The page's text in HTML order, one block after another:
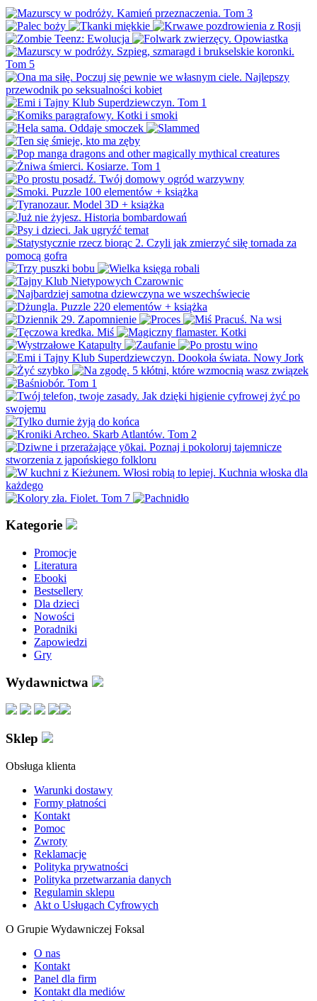
Kategorie
Promocje
Literatura
Ebooki
Bestsellery
Dla dzieci
Nowości
Poradniki
Zapowiedzi
Gry
Wydawnictwa
Sklep
Obsługa klienta
Warunki dostawy
Formy płatności
Kontakt
Pomoc
Zwroty
Reklamacje
Polityka prywatności
Polityka przetwarzania danych
Regulamin sklepu
Akt o Usługach Cyfrowych
O Grupie Wydawniczej Foksal
O nas
Kontakt
Panel dla firm
Kontakt dla mediów